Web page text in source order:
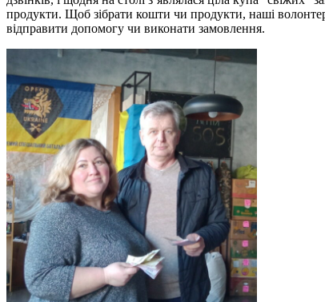
продукти. Щоб зібрати кошти чи продукти, наші
відправити допомогу чи виконати замовлення.